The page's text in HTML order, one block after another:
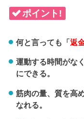
ポイント!
何と言っても「返
運動する時間がなく
にできる。
筋肉の量、質を高
なれる。